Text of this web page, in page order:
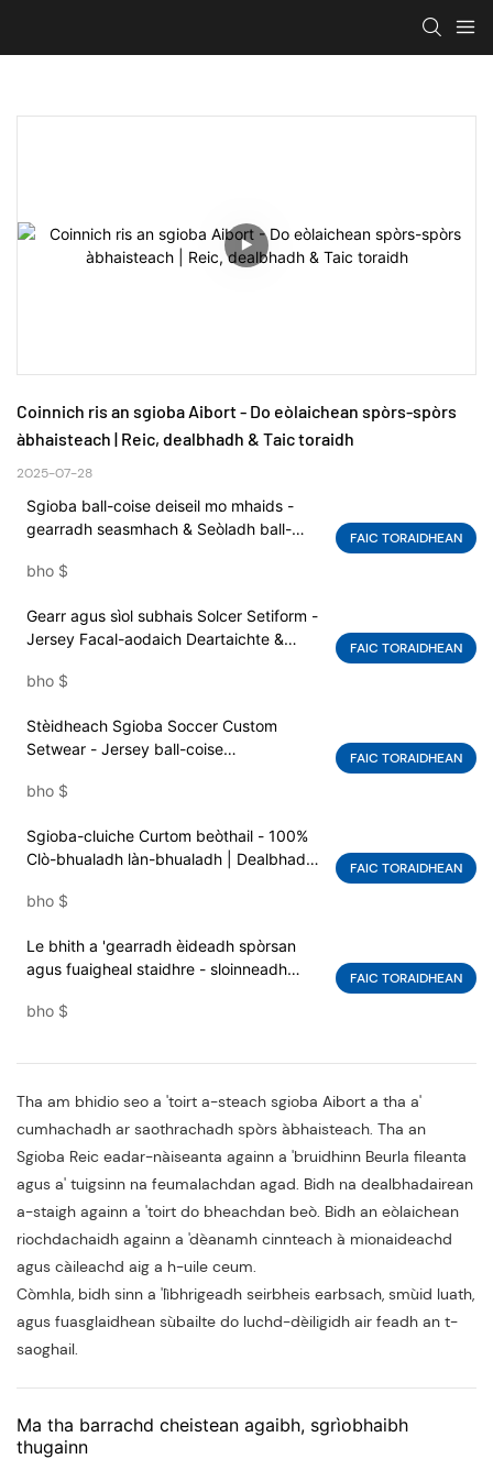
Coinnich ris an sgioba Aibort - Do eòlaichean spòrs-spòrs
àbhaisteach | Reic, dealbhadh & Taic toraidh
2025-07-28
Sgioba ball-coise deiseil mo mhaids -
gearradh seasmhach & Seòladh ball-
Trèanadh & Seata èideadh co-fharpais
bho $
FAIC TORAIDHEAN
Gearr agus sìol subhais Solcer Setiform -
Jersey Facal-aodaich Deartaichte &
rim faighinn | Factaraidh Sgioba OEM
bho $
FAIC TORAIDHEAN
Stèidheach Sgioba Soccer Custom
Setwear - Jersey ball-coise
agus clò-bhualadh grafaigeach |
bho $
FAIC TORAIDHEAN
Sgioba-cluiche Curtom beòthail - 100%
Clò-bhualadh làn-bhualadh | Dealbhadh-
spòrs èideadh | Aodach coileanaidh &
bho $
FAIC TORAIDHEAN
Le bhith a 'gearradh èideadh spòrsan
agus fuaigheal staidhre - sloinneadh
grèis-bheisealachadh & suaicheantas
chleasachd lùth-chleasachd
bho $
FAIC TORAIDHEAN
Tha am bhidio seo a 'toirt a-steach sgioba Aibort a tha a'
cumhachadh ar saothrachadh spòrs àbhaisteach. Tha an
Sgioba Reic eadar-nàiseanta againn a 'bruidhinn Beurla fileanta
agus a' tuigsinn na feumalachdan agad. Bidh na dealbhadairean
a-staigh againn a 'toirt do bheachdan beò. Bidh an eòlaichean
riochdachaidh againn a 'dèanamh cinnteach à mionaideachd
agus càileachd aig a h-uile ceum.
Còmhla, bidh sinn a 'lìbhrigeadh seirbheis earbsach, smùid luath,
agus fuasglaidhean sùbailte do luchd-dèiligidh air feadh an t-
saoghail.
Ma tha barrachd cheistean agaibh, sgrìobhaibh
thugainn